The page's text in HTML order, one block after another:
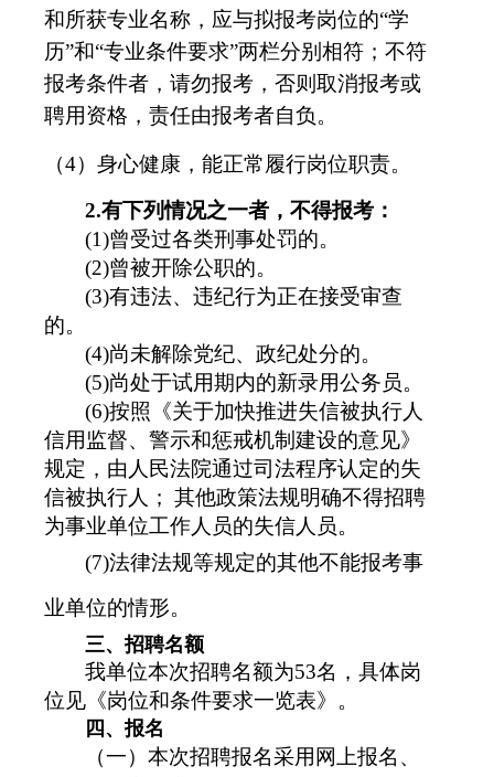
和所获专业名称，应与拟报考岗位的“学
历”和“专业条件要求”两栏分别相符；不符
报考条件者，请勿报考，否则取消报考或
聘用资格，责任由报考者自负。
（4）身心健康，能正常履行岗位职责。
2.有下列情况之一者，不得报考：
(1)曾受过各类刑事处罚的。
(2)曾被开除公职的。
(3)有违法、违纪行为正在接受审查
的。
(4)尚未解除党纪、政纪处分的。
(5)尚处于试用期内的新录用公务员。
(6)按照《关于加快推进失信被执行人
信用监督、警示和惩戒机制建设的意见》
规定，由人民法院通过司法程序认定的失
信被执行人； 其他政策法规明确不得招聘
为事业单位工作人员的失信人员。
(7)法律法规等规定的其他不能报考事
业单位的情形。
三、招聘名额
我单位本次招聘名额为53名，具体岗
位见《岗位和条件要求一览表》。
四、报名
（一）本次招聘报名采用网上报名、